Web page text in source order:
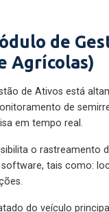
de
Agrícolas)
de Ativos está
de
em tempo real.
o rastreamento
tais como:
do veículo